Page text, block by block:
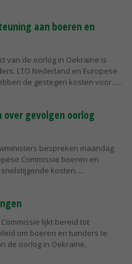
aan boeren en
van de oorlog in Oekraïne is
LTO Nederland en Europese
de gestegen kosten voor...
over gevolgen oorlog
bespreken maandag
Commissie boeren en
kosten.
lijkt bereid tot
om boeren en tuinders te
de oorlog in Oekraïne.